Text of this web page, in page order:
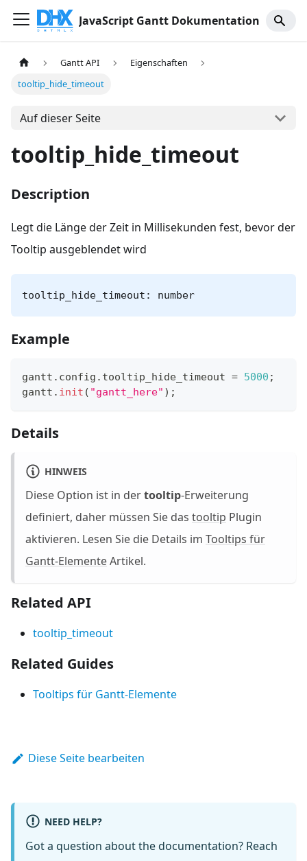
JavaScript Gantt Dokumentation
Gantt API
Eigenschaften
tooltip_hide_timeout
Auf dieser Seite
tooltip_hide_timeout
Description
Legt die Länge der Zeit in Millisekunden fest, bevor der
Tooltip ausgeblendet wird
tooltip_hide_timeout: number
Example
gantt . config . tooltip_hide_timeout = 5000 ;
gantt . init ( "gantt_here" ) ;
Details
HINWEIS
Diese Option ist in dertooltip-Erweiterung
definiert, daher müssen Sie das tooltip Plugin
aktivieren. Lesen Sie die Details im Tooltips für
Gantt-ElementeArtikel.
Related API
tooltip_timeout
Related Guides
Tooltips für Gantt-Elemente
Diese Seite bearbeiten
NEED HELP?
Got a question about the documentation? Reach